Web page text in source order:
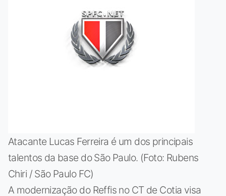
Atacante Lucas Ferreira é um dos principais
talentos da base do São Paulo. (Foto: Rubens
Chiri / São Paulo FC)
A modernização do Reffis no CT de Cotia visa